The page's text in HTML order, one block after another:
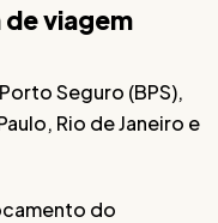
viagem
Seguro (BPS),
Rio de Janeiro e
do